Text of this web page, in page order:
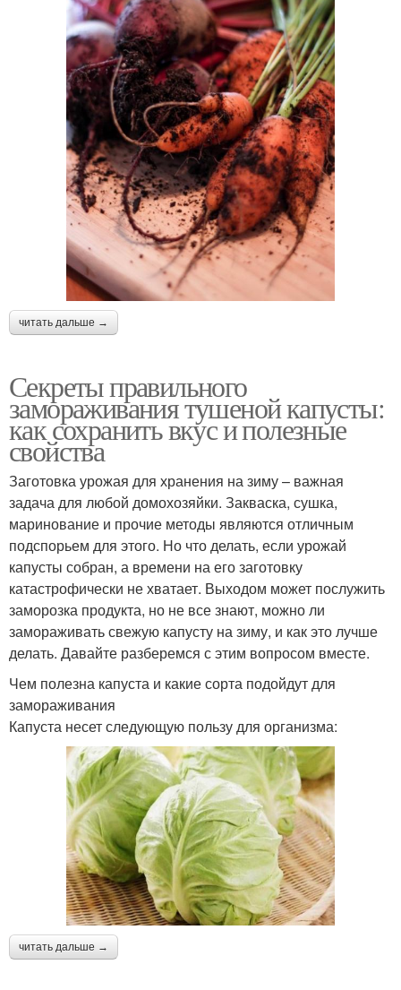
читать дальше →
Секреты правильного
замораживания тушеной капусты:
как сохранить вкус и полезные
свойства
Заготовка урожая для хранения на зиму – важная
задача для любой домохозяйки. Закваска, сушка,
маринование и прочие методы являются отличным
подспорьем для этого. Но что делать, если урожай
капусты собран, а времени на его заготовку
катастрофически не хватает. Выходом может послужить
заморозка продукта, но не все знают, можно ли
замораживать свежую капусту на зиму, и как это лучше
делать. Давайте разберемся с этим вопросом вместе.
Чем полезна капуста и какие сорта подойдут для
замораживания
Капуста несет следующую пользу для организма:
читать дальше →